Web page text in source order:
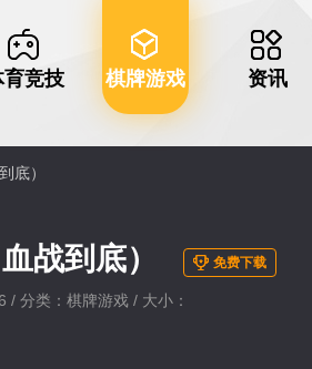
育竞技 棋牌游戏 资讯
底）
战到底） 免费下载
/ 分类：棋牌游戏 / 大小：